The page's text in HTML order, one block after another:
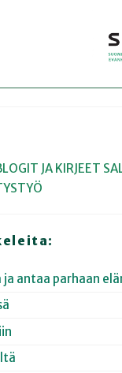
JA KIRJEET
ja antaa parhaan